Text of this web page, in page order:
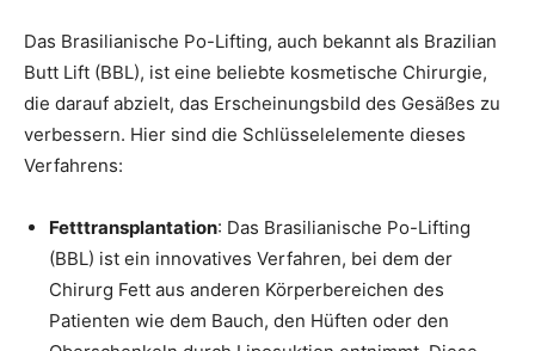
Das Brasilianische Po-Lifting, auch bekannt als Brazilian
Butt Lift (BBL), ist eine beliebte kosmetische Chirurgie,
die darauf abzielt, das Erscheinungsbild des Gesäßes zu
verbessern. Hier sind die Schlüsselelemente dieses
Verfahrens:
Fetttransplantation: Das Brasilianische Po-Lifting
(BBL) ist ein innovatives Verfahren, bei dem der
Chirurg Fett aus anderen Körperbereichen des
Patienten wie dem Bauch, den Hüften oder den